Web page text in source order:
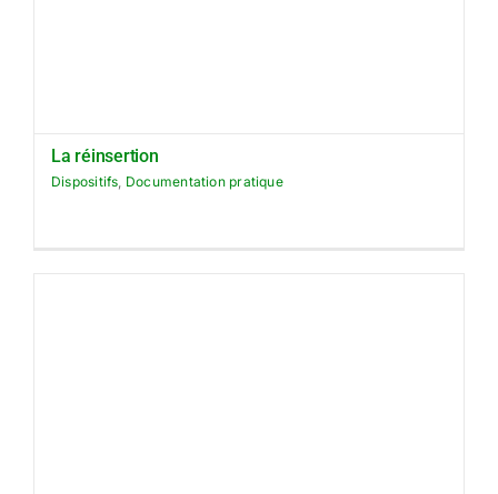
La réinsertion
Dispositifs, Documentation pratique